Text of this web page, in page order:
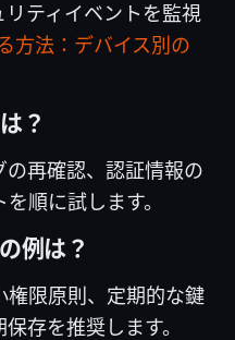
ティイベントを監視
方法：デバイス別の
？
再確認、認証情報の
順に試します。
例は？
権限原則、定期的な鍵
存を推奨します。